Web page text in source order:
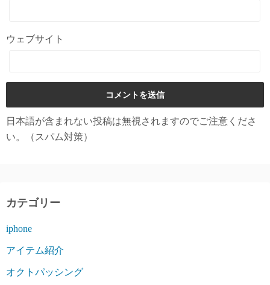
ウェブサイト
日本語が含まれない投稿は無視されますのでご注意くださ
い。（スパム対策）
カテゴリー
iphone
アイテム紹介
オクトパッシング